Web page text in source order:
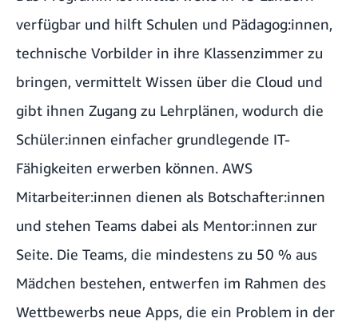
verfügbar und hilft Schulen und Pädagog:innen,
technische Vorbilder in ihre Klassenzimmer zu
bringen, vermittelt Wissen über die Cloud und
gibt ihnen Zugang zu Lehrplänen, wodurch die
Schüler:innen einfacher grundlegende IT-
Fähigkeiten erwerben können. AWS
Mitarbeiter:innen dienen als Botschafter:innen
und stehen Teams dabei als Mentor:innen zur
Seite. Die Teams, die mindestens zu 50 % aus
Mädchen bestehen, entwerfen im Rahmen des
Wettbewerbs neue Apps, die ein Problem in der